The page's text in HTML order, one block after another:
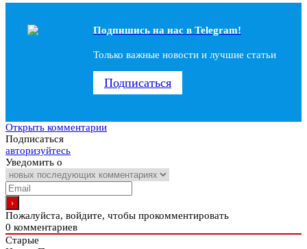
Подпишись на наc в Telegram!
Только важные новости и лучшие статьи
Подписаться
Открыть комментарии
Подписаться
авторизуйтесь
Уведомить о
Пожалуйста, войдите, чтобы прокомментировать
0 комментариев
Старые